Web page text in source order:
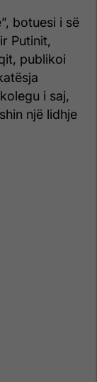
botuesi i së
Putinit,
publikoi
i saj,
një lidhje